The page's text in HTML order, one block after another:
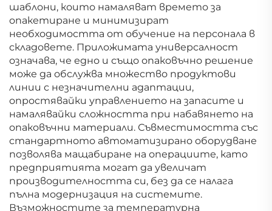
шаблони, които намаляват времето за
опакетиране и минимизират
необходимостта от обучение на персонала в
складовете. Приложимата универсалност
означава, че едно и също опаковъчно решение
може да обслужва множество продуктови
линии с незначителни адаптации,
опростявайки управлението на запасите и
намалявайки сложността при набавянето на
опаковъчни материали. Съвместимостта със
стандартното автоматизирано оборудване
позволява мащабиране на операциите, като
предприятията могат да увеличат
производителността си, без да се налага
пълна модернизация на системите.
Възможностите за температурна